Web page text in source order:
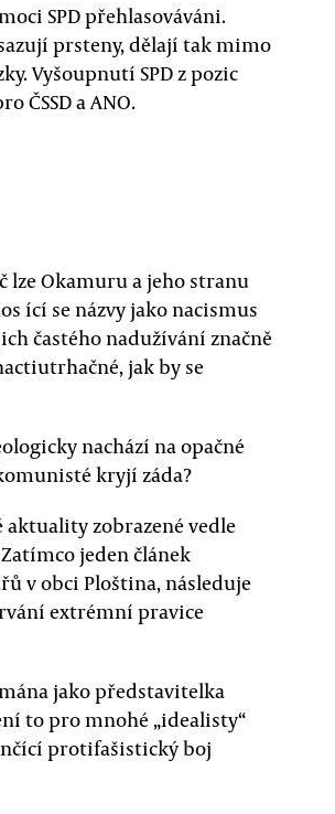
SPD přehlasováváni.
prsteny, dělají tak mimo
Vyšoupnutí SPD z pozic
ČSSD a ANO.
Okamuru a jeho stranu
ící se názvy jako nacismus
častého nadužívání značně
jak by se
nachází na opačné
kryjí záda?
aktuality zobrazené vedle
jeden článek
v obci Ploština, následuje
extrémní pravice
jako představitelka
to pro mnohé „idealisty“
protifašistický boj